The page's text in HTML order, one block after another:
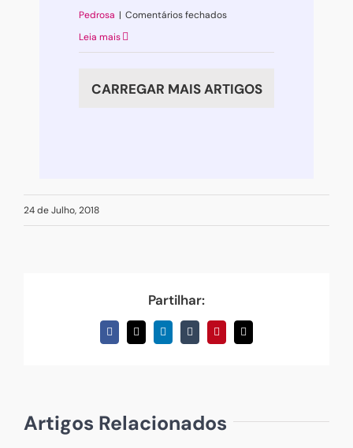
Pedrosa | Comentários fechadosem
Leia mais
CARREGAR MAIS ARTIGOS
24 de Julho, 2018
Partilhar:
Facebook
X LinkedInTumblrPinterestEmail
(necessário
Artigos Relacionados